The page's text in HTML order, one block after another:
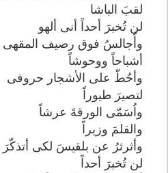
لقبَ الباشا
لن تُخبرَ أحداً أنى ألهو
وأُجالسُ فوق رصيف المقهى
أشباحاً ووحوشاً
وأحُطّ على الأشجار حروفى
لتصيرَ طيوراً
واُسَمّى الورقةَ عرشاً
والقلمَ وزيراً
وأثرثرُ عن بلقيسَ لكى أتذكّرَ
لن تُخبرَ أحداً